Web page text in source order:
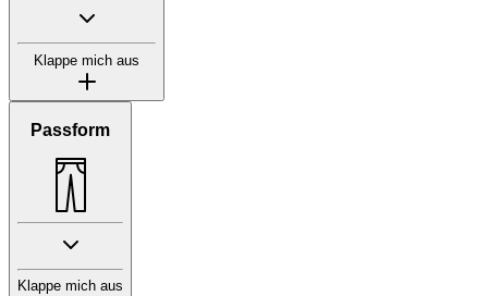
Klappe mich aus
Passform
Klappe mich aus